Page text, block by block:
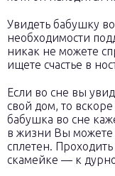
Увидеть бабушку
необходимости
никак не можете
ищете счастье в
Если во сне вы
свой дом, то вскоре
бабушка во сне
в жизни Вы можете
сплетен.
скамейке — к